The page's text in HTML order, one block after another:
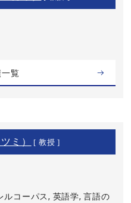
覧
ミ） [ 教授 ]
ルコーパス, 英語学, 言語の